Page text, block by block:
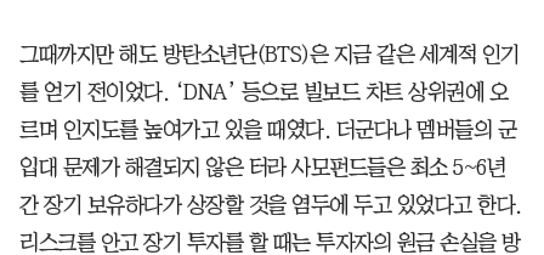
그때까지만 해도 방탄소년단(BTS)은 지금 같은 세계적 인기
를 얻기 전이었다. ‘DNA’ 등으로 빌보드 차트 상위권에 오
르며 인지도를 높여가고 있을 때였다. 더군다나 멤버들의 군
입대 문제가 해결되지 않은 터라 사모펀드들은 최소 5~6년
간 장기 보유하다가 상장할 것을 염두에 두고 있었다고 한다.
리스크를 안고 장기 투자를 할 때는 투자자의 원금 손실을 방